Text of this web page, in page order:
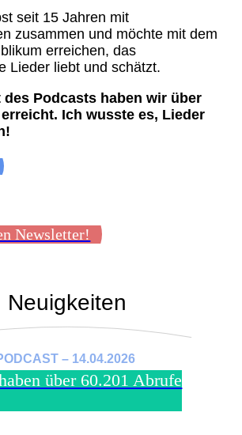
seit 15 Jahren mit
zusammen und möchte mit dem
erreichen, das
Lieder liebt und schätzt.
des Podcasts haben wir über
Ich wusste es, Lieder
Newsletter!
Neuigkeiten
– 14.04.2026
über 60.201 Abrufe